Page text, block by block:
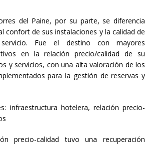
del Paine, por su parte, se diferencia
confort de sus instalaciones y la calidad de
Fue el destino con mayores
en la relación precio/calidad de su
y servicios, con una alta valoración de los
para la gestión de reservas y
infraestructura hotelera, relación precio-
precio-calidad tuvo una recuperación